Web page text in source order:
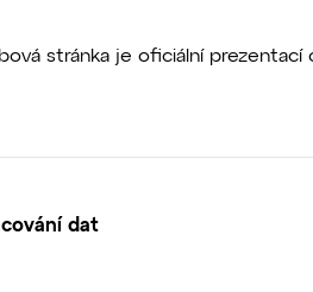
stránka je oficiální prezentací
dat